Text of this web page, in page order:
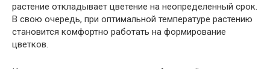
растение откладывает цветение на неопределенный срок.
В свою очередь, при оптимальной температуре растению
становится комфортно работать на формирование
цветков.